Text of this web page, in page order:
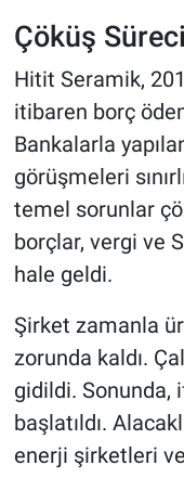
Çöküş
Hitit Seramik,
itibaren borç
Bankalarla
görüşmeleri
temel sorunlar
borçlar, vergi ve
hale geldi.
Şirket zamanla
zorunda kaldı.
gidildi. Sonunda,
başlatıldı.
enerji şirketleri